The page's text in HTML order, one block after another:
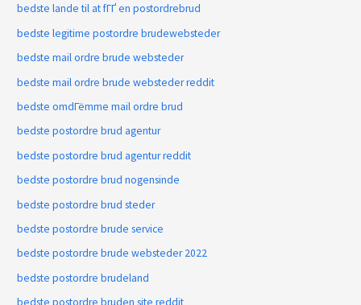
bedste lande til at fГҐ en postordrebrud
bedste legitime postordre brudewebsteder
bedste mail ordre brude websteder
bedste mail ordre brude websteder reddit
bedste omdГёmme mail ordre brud
bedste postordre brud agentur
bedste postordre brud agentur reddit
bedste postordre brud nogensinde
bedste postordre brud steder
bedste postordre brude service
bedste postordre brude websteder 2022
bedste postordre brudeland